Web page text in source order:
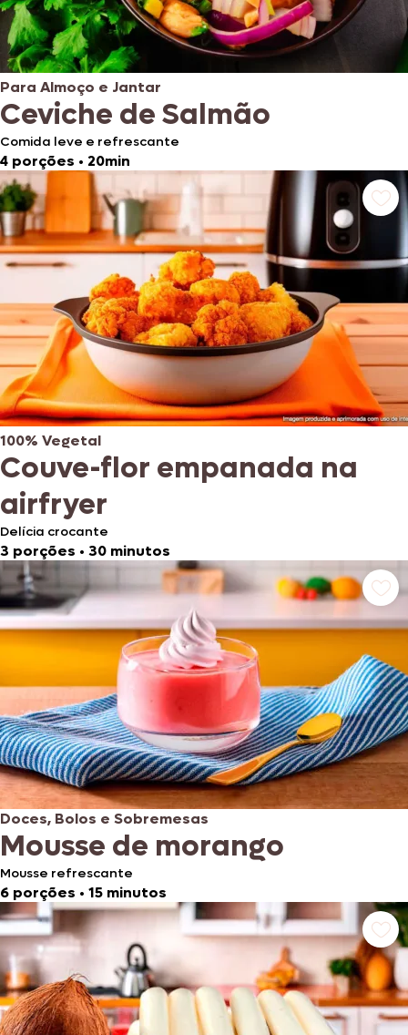
Para Almoço e Jantar
Ceviche de Salmão
Comida leve e refrescante
4 porções • 20min
100% Vegetal
Couve-flor empanada na
airfryer
Delícia crocante
3 porções • 30 minutos
Doces, Bolos e Sobremesas
Mousse de morango
Mousse refrescante
6 porções • 15 minutos